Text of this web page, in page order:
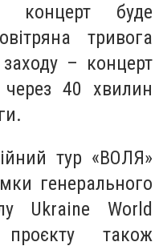
концерт буде
тривога
– концерт
через 40 хвилин
тур «ВОЛЯ»
генерального
Ukraine World
також